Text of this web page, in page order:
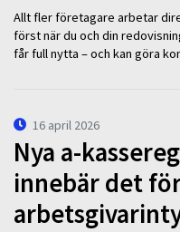
Allt fler företagare arbetar
först när du och din
får full nytta – och kan göra
16 april 2026
Nya a-
innebär det